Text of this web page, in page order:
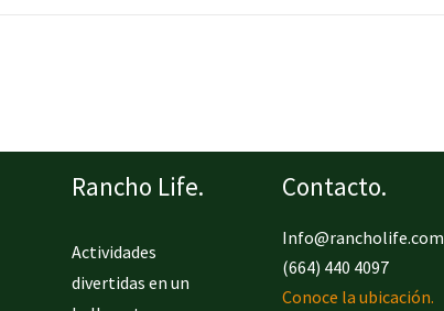
Rancho Life.
Actividades
divertidas en un
Contacto.
Info@rancholife.com
(664) 440 4097
Conoce la ubicación.